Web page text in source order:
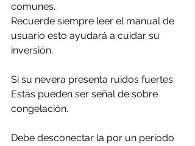
comunes.
Recuerde siempre leer el manual de
usuario esto ayudará a cuidar su
inversión.
Si su nevera presenta ruidos fuertes.
Estas pueden ser señal de sobre
congelación.
Debe desconectar la por un periodo